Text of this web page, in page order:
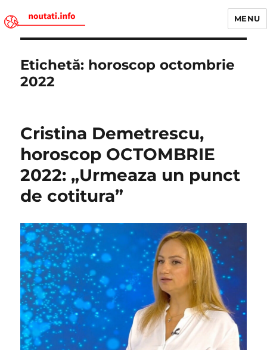
MENU
Etichetă: horoscop octombrie
2022
Cristina Demetrescu,
horoscop OCTOMBRIE
2022: „Urmeaza un punct
de cotitura”